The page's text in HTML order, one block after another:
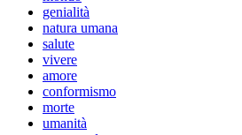
genialità
natura umana
salute
vivere
amore
conformismo
morte
umanità